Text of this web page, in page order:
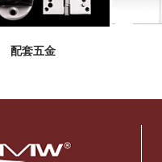
配套五金